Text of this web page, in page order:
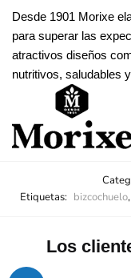
Desde 1901 Morixe
para superar las
atractivos diseños
nutritivos, saludables
Etiquetas: bizcochuelo,
Los